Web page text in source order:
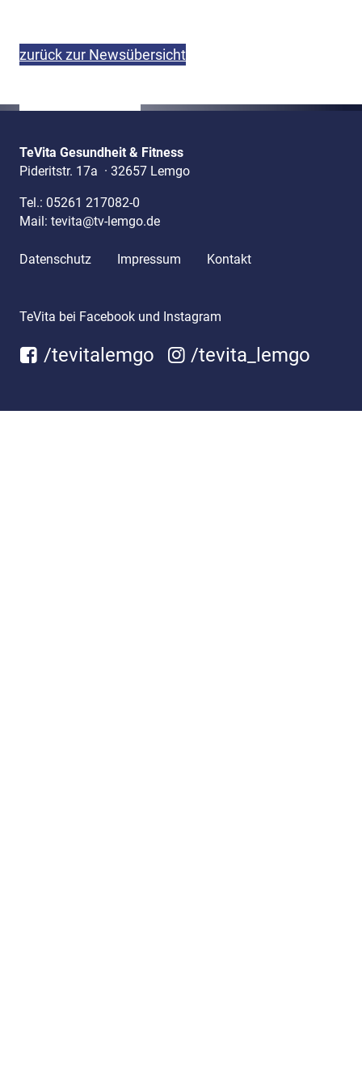
zurück zur Newsübersicht
TeVita Gesundheit & Fitness
Pideritstr. 17a · 32657 Lemgo
Tel.: 05261 217082-0
Mail: tevita@tv-lemgo.de
Datenschutz Impressum Kontakt
TeVita bei Facebook und Instagram
/tevitalemgo /tevita_lemgo